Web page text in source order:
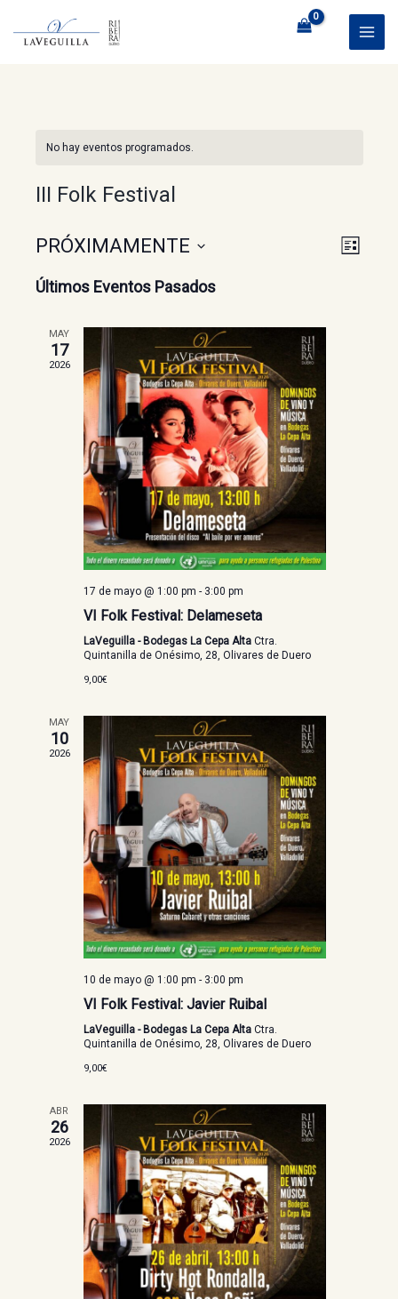
contenido
No hay eventos programados.
III Folk Festival
LISTA
PRÓXIMAMENTE
fecha.
Últimos Eventos Pasados
MAY
17
2026
17 de mayo @ 1:00 pm - 3:00 pm
VI Folk Festival: Delameseta
LaVeguilla - Bodegas La Cepa Alta Ctra.
Quintanilla de Onésimo, 28, Olivares de Duero
9,00€
MAY
10
2026
10 de mayo @ 1:00 pm - 3:00 pm
VI Folk Festival: Javier Ruibal
LaVeguilla - Bodegas La Cepa Alta Ctra.
Quintanilla de Onésimo, 28, Olivares de Duero
9,00€
ABR
26
2026